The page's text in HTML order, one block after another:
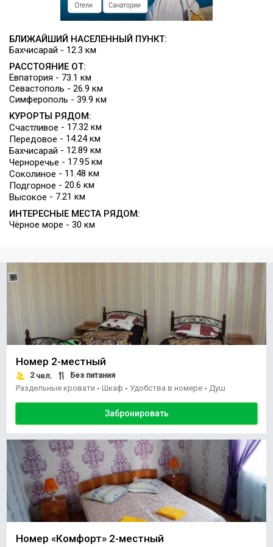
БЛИЖАЙШИЙ НАСЕЛЕННЫЙ ПУНКТ:
Бахчисарай - 12.3 км
РАССТОЯНИЕ ОТ:
Евпатория - 73.1 км
Севастополь - 26.9 км
Симферополь - 39.9 км
КУРОРТЫ РЯДОМ:
Счастливое - 17.32 км
Передовое - 14.24 км
Бахчисарай - 12.89 км
Черноречье - 17.95 км
Соколиное - 11.48 км
Подгорное - 20.6 км
Высокое - 7.21 км
ИНТЕРЕСНЫЕ МЕСТА РЯДОМ:
Чёрное море - 30 км
Номер 2-местный
2чел.
Без питания
Раздельные кровати • Шкаф • Удобства в номере • Душ
Забронировать
Номер «Комфорт» 2-местный